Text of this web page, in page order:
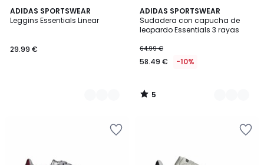
ADIDAS SPORTSWEAR
Leggins Essentials Linear
29.99 €
2
Colores
ADIDAS SPORTSWEAR
Sudadera con capucha de
leopardo Essentials 3 rayas
64.99 €
58.49 € -10%
5
/
5
2
Colores
5
/